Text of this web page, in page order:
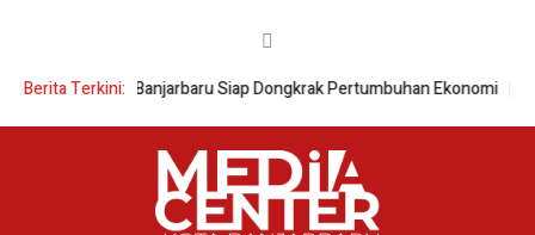
Berita Terkini:
Selatan Banjarbaru Siap Dongkrak Pertumbuhan Ekonomi Wali